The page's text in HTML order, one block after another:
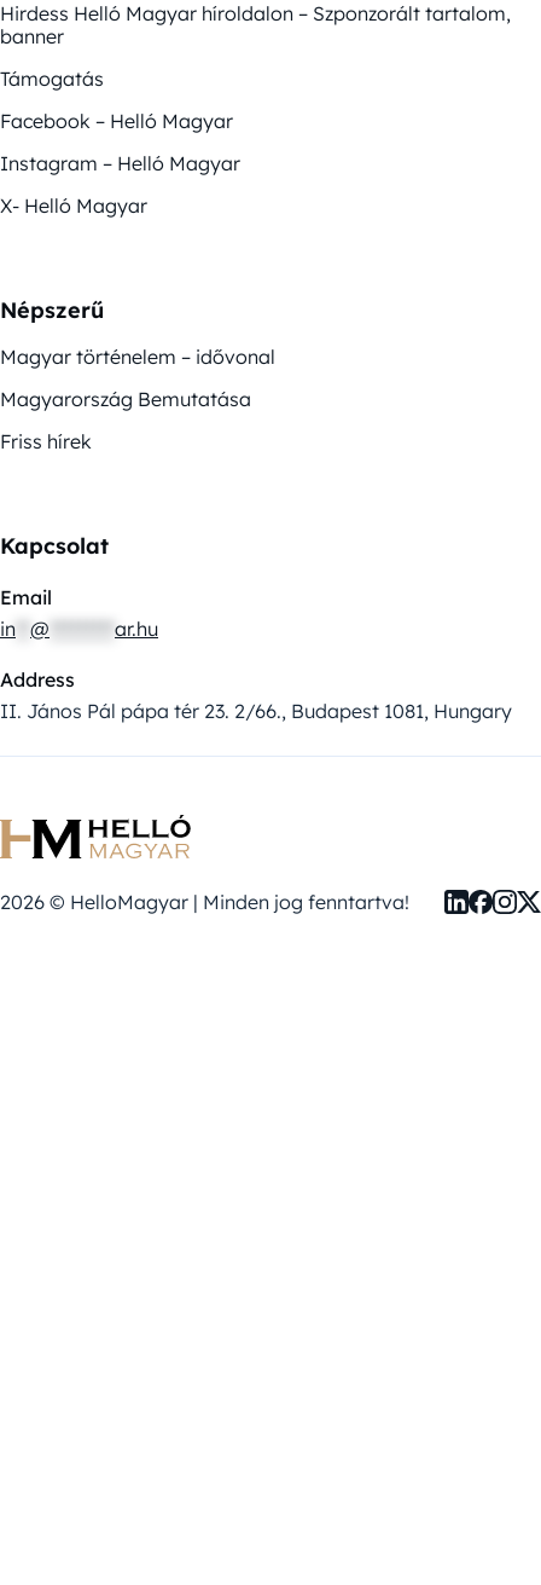
Hirdess Helló Magyar híroldalon – Szponzorált tartalom,
banner
Támogatás
Facebook – Helló Magyar
Instagram – Helló Magyar
X- Helló Magyar
Népszerű
Magyar történelem – idővonal
Magyarország Bemutatása
Friss hírek
Kapcsolat
Email
in @ ar.hu
Address
II. János Pál pápa tér 23. 2/66., Budapest 1081, Hungary
2026 © HelloMagyar | Minden jog fenntartva!